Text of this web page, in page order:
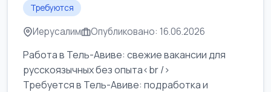
Требуются
Иерусалим Опубликовано: 16.06.2026
Работа в Тель-Авиве: свежие вакансии для
русскоязычных без опыта<br />
Требуется в Тель-Авиве: подработка и